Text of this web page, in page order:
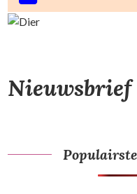
Nieuwsbrief